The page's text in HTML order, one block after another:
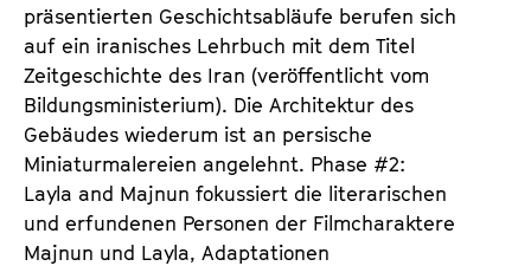
präsentierten Geschichtsabläufe berufen sich
auf ein iranisches Lehrbuch mit dem Titel
Zeitgeschichte des Iran (veröffentlicht vom
Bildungsministerium). Die Architektur des
Gebäudes wiederum ist an persische
Miniaturmalereien angelehnt. Phase #2:
Layla and Majnun fokussiert die literarischen
und erfundenen Personen der Filmcharaktere
Majnun und Layla, Adaptationen